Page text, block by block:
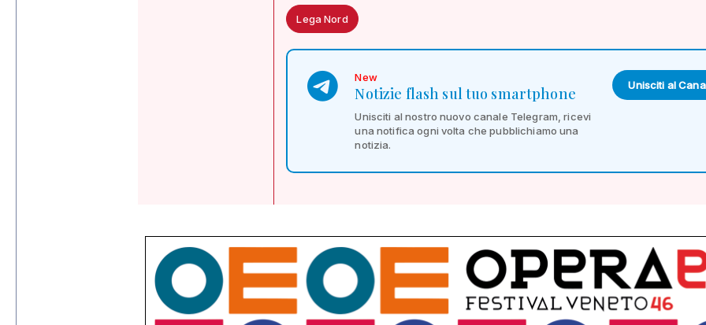
Lega Nord
New
Notizie flash sul tuo smartphone
Unisciti al nostro nuovo canale Telegram, ricevi
una notifica ogni volta che pubblichiamo una
notizia.
Unisciti al